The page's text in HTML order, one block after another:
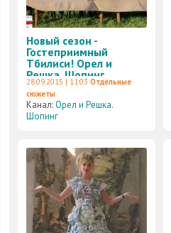
Новый сезон -
Гостеприимный
Тбилиси! Орел и
Решка. Шопинг
28.09.2015 | 11:03 Отдельные
сюжеты
Канал:Орел и Решка.
Шопинг